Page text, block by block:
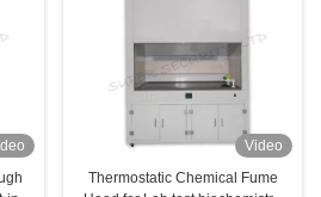
Video
Thermostatic Chemical Fume